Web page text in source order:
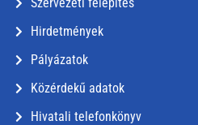
Hirdetmények
Pályázatok
Közérdekű adatok
Hivatali telefonkönyv